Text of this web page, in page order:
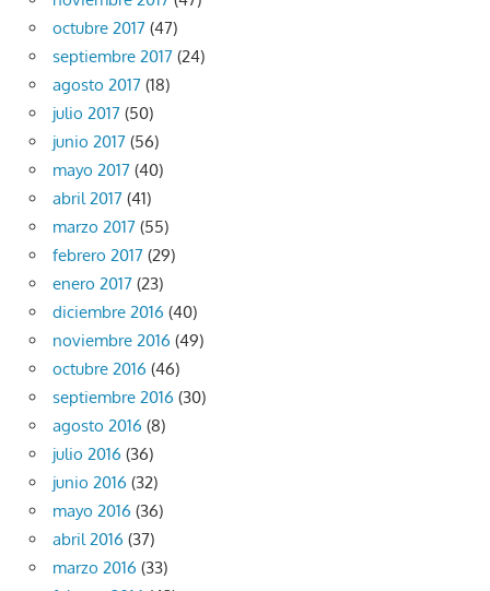
octubre 2017 (47)
septiembre 2017 (24)
agosto 2017 (18)
julio 2017 (50)
junio 2017 (56)
mayo 2017 (40)
abril 2017 (41)
marzo 2017 (55)
febrero 2017 (29)
enero 2017 (23)
diciembre 2016 (40)
noviembre 2016 (49)
octubre 2016 (46)
septiembre 2016 (30)
agosto 2016 (8)
julio 2016 (36)
junio 2016 (32)
mayo 2016 (36)
abril 2016 (37)
marzo 2016 (33)